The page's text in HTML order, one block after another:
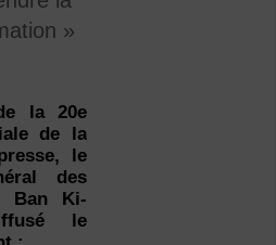
»
la 20e
de la
le
des
Ban Ki-
le